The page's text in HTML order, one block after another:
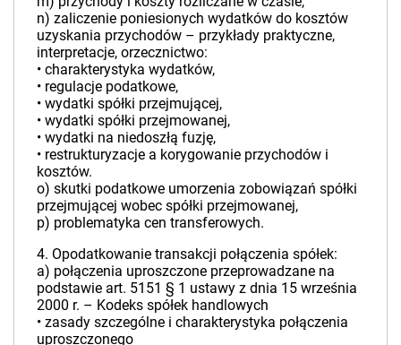
n) zaliczenie poniesionych wydatków do kosztów
uzyskania przychodów – przykłady praktyczne,
interpretacje, orzecznictwo:
• charakterystyka wydatków,
• regulacje podatkowe,
• wydatki spółki przejmującej,
• wydatki spółki przejmowanej,
• wydatki na niedoszłą fuzję,
• restrukturyzacje a korygowanie przychodów i
kosztów.
o) skutki podatkowe umorzenia zobowiązań spółki
przejmującej wobec spółki przejmowanej,
p) problematyka cen transferowych.
4. Opodatkowanie transakcji połączenia spółek:
a) połączenia uproszczone przeprowadzane na
podstawie art. 5151 § 1 ustawy z dnia 15 września
2000 r. – Kodeks spółek handlowych
• zasady szczególne i charakterystyka połączenia
uproszczonego